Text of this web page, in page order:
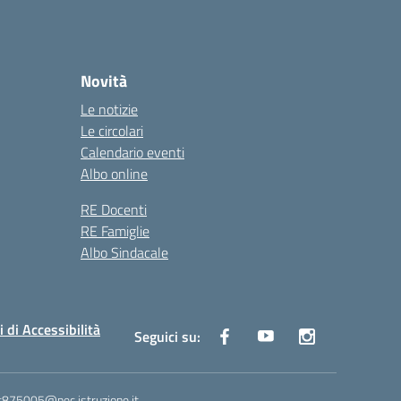
Novità
Le notizie
Le circolari
Calendario eventi
Albo online
RE Docenti
RE Famiglie
Albo Sindacale
di Accessibilità Seguici su: